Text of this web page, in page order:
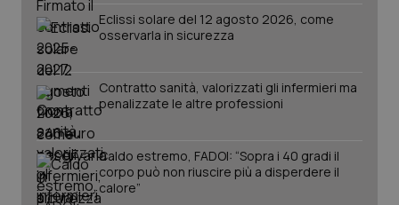
Eclissi solare del 12 agosto 2026, come
osservarla in sicurezza
Contratto sanità, valorizzati gli infermieri ma
penalizzate le altre professioni
Caldo estremo, FADOI: “Sopra i 40 gradi il
corpo può non riuscire più a disperdere il
calore”